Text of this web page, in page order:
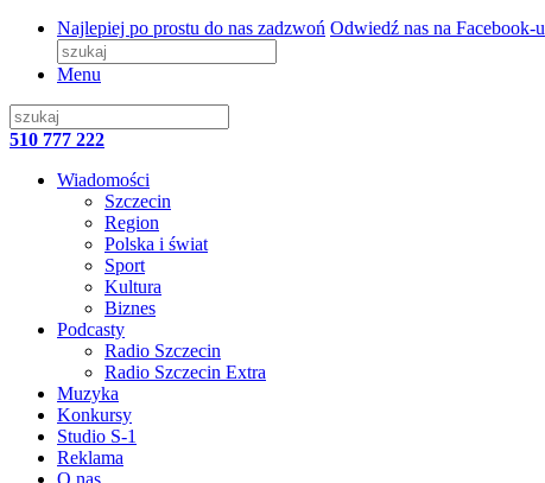
Najlepiej po prostu do nas zadzwoń Odwiedź nas na Facebook-u
Menu
510 777 222
Wiadomości
Szczecin
Region
Polska i świat
Sport
Kultura
Biznes
Podcasty
Radio Szczecin
Radio Szczecin Extra
Muzyka
Konkursy
Studio S-1
Reklama